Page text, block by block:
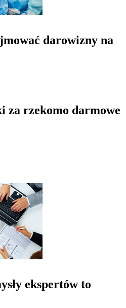
darowizny na
za rzekomo darmowe
ekspertów to